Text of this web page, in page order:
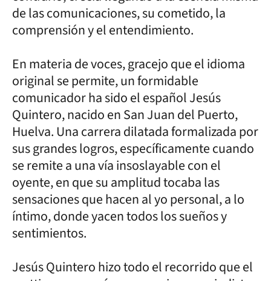
de las comunicaciones, su cometido, la
comprensión y el entendimiento.
En materia de voces, gracejo que el idioma
original se permite, un formidable
comunicador ha sido el español Jesús
Quintero, nacido en San Juan del Puerto,
Huelva. Una carrera dilatada formalizada por
sus grandes logros, específicamente cuando
se remite a una vía insoslayable con el
oyente, en que su amplitud tocaba las
sensaciones que hacen al yo personal, a lo
íntimo, donde yacen todos los sueños y
sentimientos.
Jesús Quintero hizo todo el recorrido que el